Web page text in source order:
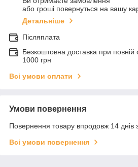
або гроші повернуться на вашу
Детальніше
Післяплата
Безкоштовна доставка при повній
1000 грн
Всі умови оплати
Умови повернення
Повернення товару впродовж 14 днів
Всі умови повернення